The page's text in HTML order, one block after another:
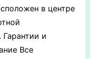
в центре
и
Все